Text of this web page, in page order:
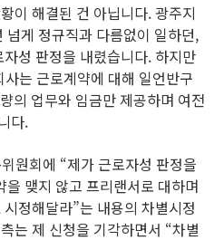
이 해결된 건 아닙니다. 광주지
게 정규직과 다름없이 일하던,
성 판정을 내렸습니다. 하지만
는 근로계약에 대해 일언반구
의 업무와 임금만 제공하며 여전
다.
원회에 “제가 근로자성 판정을
맺지 않고 프리랜서로 대하며
정해달라”는 내용의 차별시정
는 제 신청을 기각하면서 “차별